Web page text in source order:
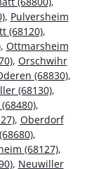
, Pulversheim
(68120),
, Ottmarsheim
, Orschwihr
(68830),
(68130),
,
, Oberdorf
,
(68127),
, Neuwiller